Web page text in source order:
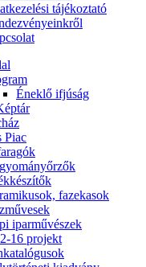
tájékoztató
Éneklő ifjúság
Piac
fazekasok
iparművészek
16 projekt